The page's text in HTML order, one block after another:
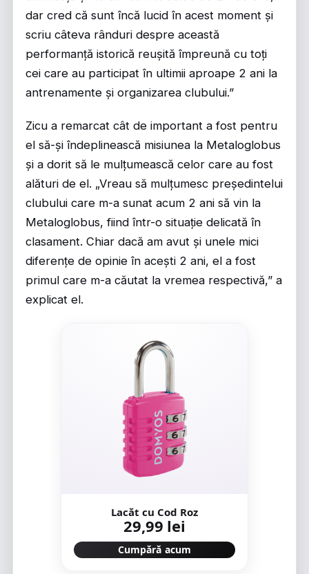
dar cred că sunt încă lucid în acest moment și
scriu câteva rânduri despre această
performanță istorică reușită împreună cu toți
cei care au participat în ultimii aproape 2 ani la
antrenamente și organizarea clubului.”
Zicu a remarcat cât de important a fost pentru
el să-și îndeplinească misiunea la Metaloglobus
și a dorit să le mulțumească celor care au fost
alături de el. „Vreau să mulțumesc președintelui
clubului care m-a sunat acum 2 ani să vin la
Metaloglobus, fiind într-o situație delicată în
clasament. Chiar dacă am avut și unele mici
diferențe de opinie în acești 2 ani, el a fost
primul care m-a căutat la vremea respectivă,” a
explicat el.
Lacăt cu Cod Roz
29,99 lei
Cumpără acum